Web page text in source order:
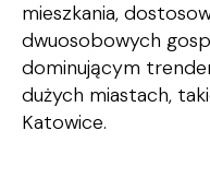
mieszkania,
dwuosobowych
dominującym
dużych miastach,
Katowice.